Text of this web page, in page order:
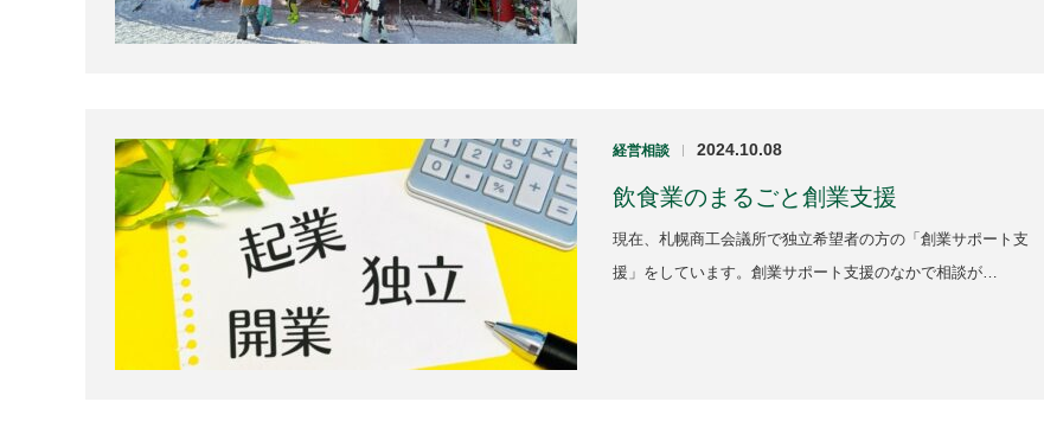
経営相談 | 2024.10.08
飲食業のまるごと創業支援
現在、札幌商工会議所で独立希望者の方の「創業サポート支
援」をしています。創業サポート支援のなかで相談が…